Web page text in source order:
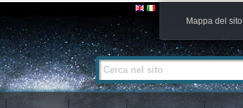
Mappa del sito
Cerca nel sito
Ricerca
avanzata…